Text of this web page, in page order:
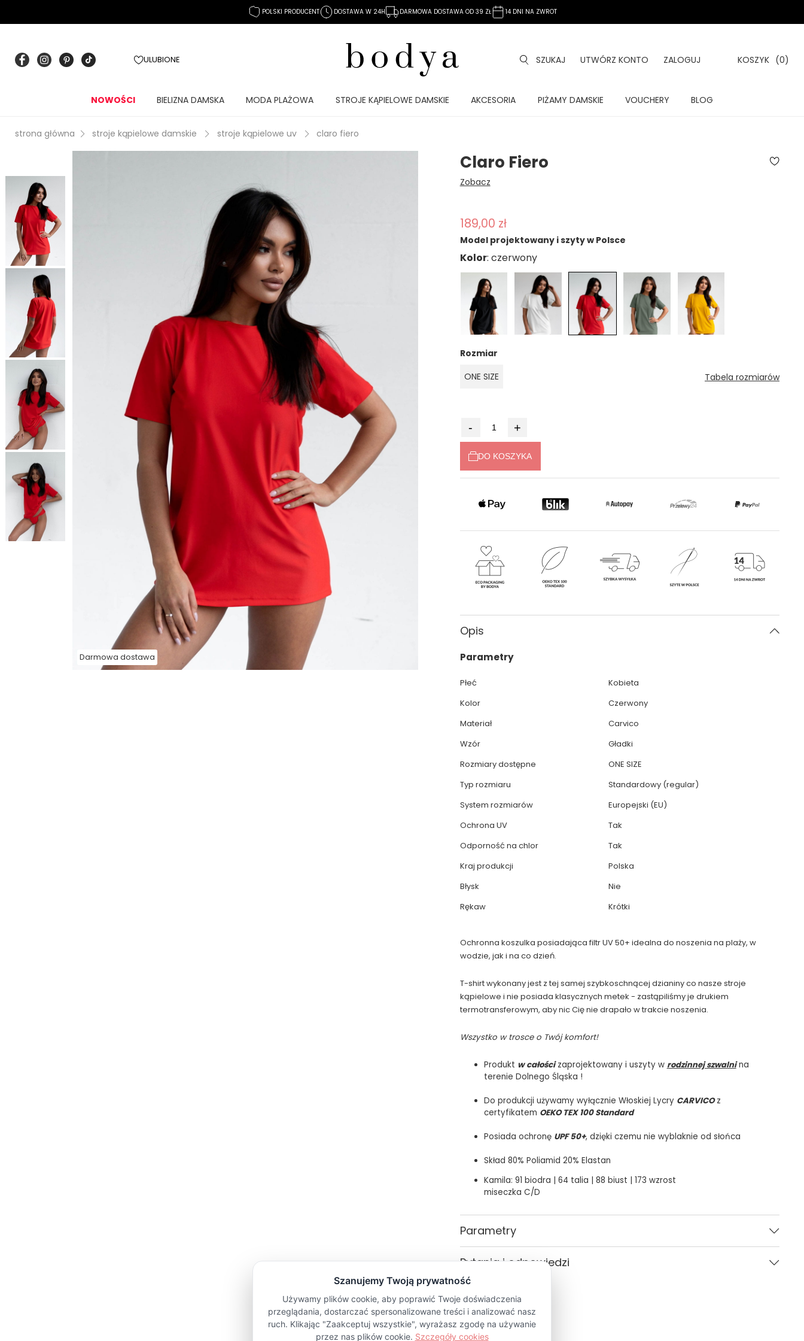
POLSKI PRODUCENT DOSTAWA W 24H DARMOWA DOSTAWA OD 39 ZŁ 14 DNI NA ZWROT
ULUBIONE SZUKAJ UTWÓRZ KONTO ZALOGUJ KOSZYK (0)
NOWOŚCI BIELIZNA DAMSKA MODA PLAŻOWA STROJE KĄPIELOWE DAMSKIE AKCESORIA PIŻAMY DAMSKIE VOUCHERY BLOG
strona główna stroje kąpielowe damskie stroje kąpielowe uv claro fiero
Darmowa dostawa
Claro Fiero
Zobacz
189,00 zł
Model projektowany i szyty w Polsce
Kolor
Rozmiar
ONE SIZE
Tabela rozmiarów
- +
DO KOSZYKA
Opis
Parametry
Płeć
Kobieta
Kolor
Czerwony
Materiał
Carvico
Wzór
Gładki
Rozmiary dostępne
ONE SIZE
Typ rozmiaru
Standardowy (regular)
System rozmiarów
Europejski (EU)
Ochrona UV
Tak
Odporność na chlor
Tak
Kraj produkcji
Polska
Błysk
Nie
Rękaw
Krótki
Ochronna koszulka posiadająca filtr UV 50+ idealna do noszenia na plaży, w
wodzie, jak i na co dzień.
T-shirt wykonany jest z tej samej szybkoschnącej dzianiny co nasze stroje
kąpielowe i nie posiada klasycznych metek - zastąpiliśmy je drukiem
termotransferowym, aby nic Cię nie drapało w trakcie noszenia.
Wszystko w trosce o Twój komfort!
Produkt w całościzaprojektowany i uszyty w rodzinnej szwalnina
terenie Dolnego Śląska !
Do produkcji używamy wyłącznie Włoskiej Lycry CARVICOz
certyfikatem OEKO TEX 100 Standard
Posiada ochronę UPF 50+, dzięki czemu nie wyblaknie od słońca
Skład 80% Poliamid 20% Elastan
Kamila: 91 biodra | 64 talia | 88 biust | 173 wzrost
miseczka C/D
Parametry
Kolor
PŁEĆ
Materiał
Wzór
Pytania i odpowiedzi